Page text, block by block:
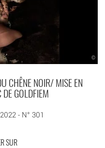
©
CHÊNE NOIR/ MISE EN
DE GOLDFIEM
- N° 301
SUR